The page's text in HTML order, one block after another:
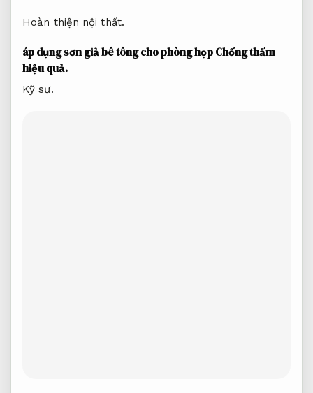
Hoàn thiện nội thất.
áp dụng sơn giả bê tông cho phòng họpChống thấm
hiệu quả.
Kỹ sư.